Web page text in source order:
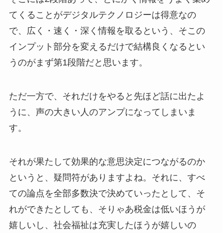
てくることがデジタルテクノロジーは得意なの
で、広く・速く・深く情報を取るという、そこの
インプット部分を変えるだけで結構良くなるとい
うのがまず第1段階だと思います。
ただ一方で、それだけをやると先ほど話に出たよ
うに、声の大きい人のアンプになってしまいま
す。
それが果たして効果的な意思決定につながるのか
というと、疑問符がありますよね。それに、すべ
ての論点を全部多数決で決めていったとして、そ
れができたとしても、そりゃあ税金は低いほうが
嬉しいし、社会福祉は充実したほうが嬉しいの